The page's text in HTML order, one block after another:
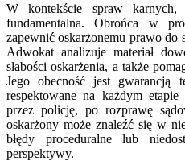
W kontekście spraw karnych,
fundamentalna. Obrońca w
zapewnić oskarżonemu prawo do
Adwokat analizuje materiał
słabości oskarżenia, a także
Jego obecność jest gwarancją
respektowane na każdym etapie
przez policję, po rozprawę
oskarżony może znaleźć się w
błędy proceduralne lub
perspektywy.